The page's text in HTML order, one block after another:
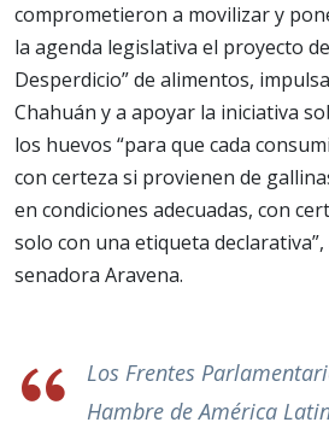
comprometieron a movilizar y
la agenda legislativa el proyecto
Desperdicio” de alimentos,
Chahuán y a apoyar la iniciativa
los huevos “para que cada
con certeza si provienen de
en condiciones adecuadas, con
solo con una etiqueta
senadora Aravena.
Los Frentes
Hambre de América